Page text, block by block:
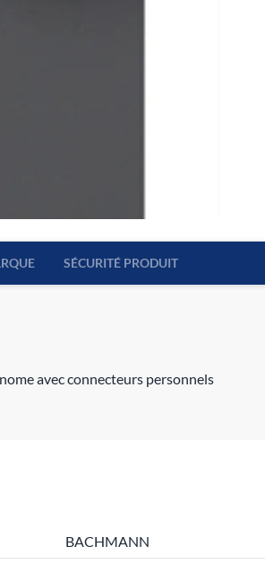
SÉCURITÉ PRODUIT
avec connecteurs personnels
BACHMANN